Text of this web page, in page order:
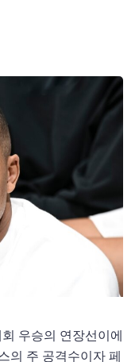
우승의 연장선이에
의 주 공격수이자 페